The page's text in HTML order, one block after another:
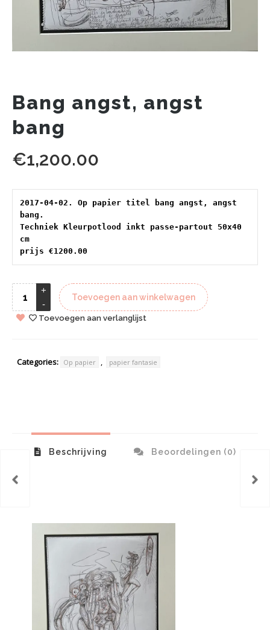
Bang angst, angst
bang
€1,200.00
2017-04-02. Op papier titel bang angst, angst
bang.
Techniek Kleurpotlood inkt passe-partout 50x40
cm
prijs €1200.00
Toevoegen aan winkelwagen
Toevoegen aan verlanglijst
Categories: Op papier , papier fantasie
Beschrijving Beoordelingen (0)